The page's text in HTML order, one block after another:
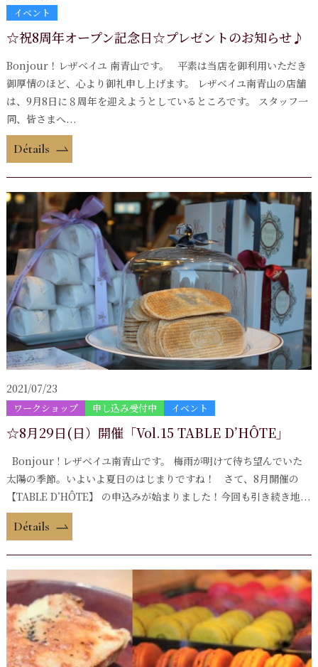
イベント
☆祝8周年オープン記念日☆プレゼントのお知らせ♪
Bonjour！レザベイユ 南青山です。 平素は当店を御利用いただき
御厚情のほど、心より御礼申し上げます。 レザベイユ南青山の店舗
は、9月8日に８周年を迎えようとしているところです。 スタッフ一
同、皆さまへ...
Détails
2021/07/23
ワークショップ 申し込み受付中 イベント
☆8月29日(日）開催「Vol.15 TABLE D’HÔTE」
Bonjour ! レザベイユ南青山です。 梅雨が明けて待ち望んでいた
太陽の季節。いよいよ夏日のはじまりですね！ さて、8月開催の
【TABLE D’HÔTE】 の申込みが始まりました！今回も引き続き地...
Détails